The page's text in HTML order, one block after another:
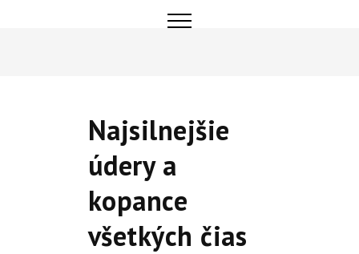
Najsilnejšie
údery a
kopance
všetkých čias